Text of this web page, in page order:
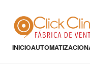
INICIOAUTOMATIZACION